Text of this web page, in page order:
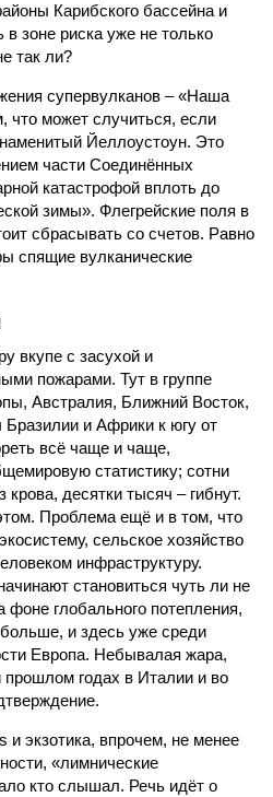
Карибского бассейна и
зоне риска уже не только
так ли?
супервулканов – «Наша
что может случиться, если
Йеллоустоун. Это
части Соединённых
катастрофой вплоть до
зимы». Флегрейские поля в
сбрасывать со счетов. Равно
спящие вулканические
вкупе с засухой и
пожарами. Тут в группе
Австралия, Ближний Восток,
и Африки к югу от
всё чаще и чаще,
статистику; сотни
десятки тысяч – гибнут.
Проблема ещё и в том, что
сельское хозяйство
инфраструктуру.
становиться чуть ли не
фоне глобального потепления,
и здесь уже среди
Европа. Небывалая жара,
прошлом годах в Италии и во
и экзотика, впрочем, не менее
«лимнические
кто слышал. Речь идёт о